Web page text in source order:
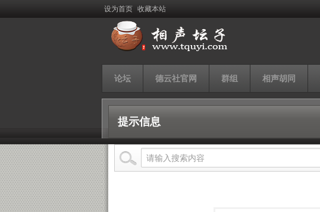
设为首页 收藏本站
论坛 德云社官网 群组 相声胡同
提示信息